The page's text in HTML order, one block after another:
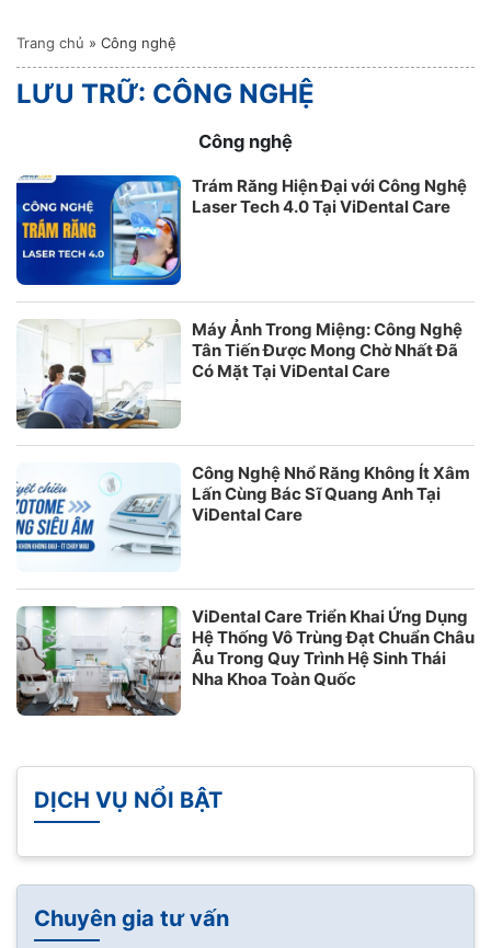
Trang chủ » Công nghệ
LƯU TRỮ: CÔNG NGHỆ
Công nghệ
Trám Răng Hiện Đại với Công Nghệ
Laser Tech 4.0 Tại ViDental Care
Máy Ảnh Trong Miệng: Công Nghệ
Tân Tiến Được Mong Chờ Nhất Đã
Có Mặt Tại ViDental Care
Công Nghệ Nhổ Răng Không Ít Xâm
Lấn Cùng Bác Sĩ Quang Anh Tại
ViDental Care
ViDental Care Triển Khai Ứng Dụng
Hệ Thống Vô Trùng Đạt Chuẩn Châu
Âu Trong Quy Trình Hệ Sinh Thái
Nha Khoa Toàn Quốc
DỊCH VỤ NỔI BẬT
Chuyên gia tư vấn